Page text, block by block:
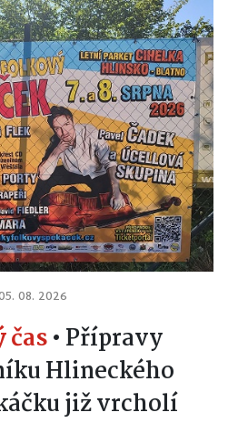
08. 2026
čas• Přípravy
Hlineckého
již vrcholí